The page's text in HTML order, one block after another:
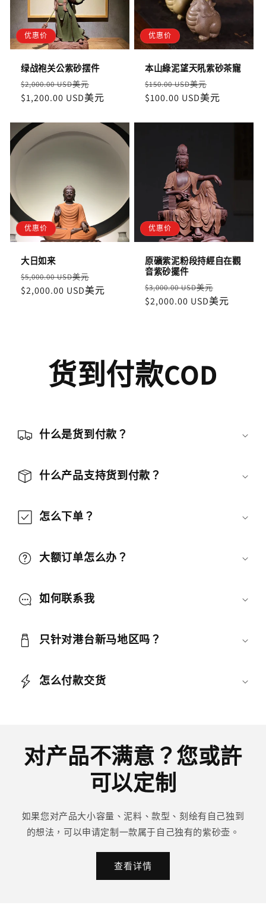
优惠价
绿战袍关公紫砂摆件
定
價
$2,000.00 USD美元
價
$1,200.00 USD美元
优惠价
本山綠泥望天吼紫砂茶寵
定
價
$150.00 USD美元
價
$100.00 USD美元
优惠价
大日如来
定
價
$5,000.00 USD美元
價
$2,000.00 USD美元
优惠价
原礦紫泥粉段持經自在觀
音紫砂擺件
定
價
$3,000.00 USD美元
價
$2,000.00 USD美元
货到付款COD
什么是货到付款？
什么产品支持货到付款？
怎么下单？
大额订单怎么办？
如何联系我
只针对港台新马地区吗？
怎么付款交货
对产品不满意？您或許
可以定制
如果您对产品大小容量、泥料、款型、刻绘有自己独到
的想法，可以申请定制一款属于自己独有的紫砂壶。
查看详情